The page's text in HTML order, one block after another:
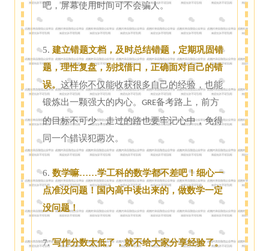
吧，屏幕使用时间可不会骗人。
5. 建立错题文档，及时总结错题，定期巩固错
题，理性复盘，别找借口，正确面对自己的错
误。 这样你不仅能收获很多自己的经验，也能
锻炼出一颗强大的内心。 GRE备考路上，前方
的目标不可少，走过的路也要牢记心中，免得
同一个错误犯两次。
6. 数学嘛……学工科的数学都不差吧！细心一
点准没问题！国内高中读出来的，做数学一定
没问题！
7.写作分数太低了，就不给大家分享经验了。